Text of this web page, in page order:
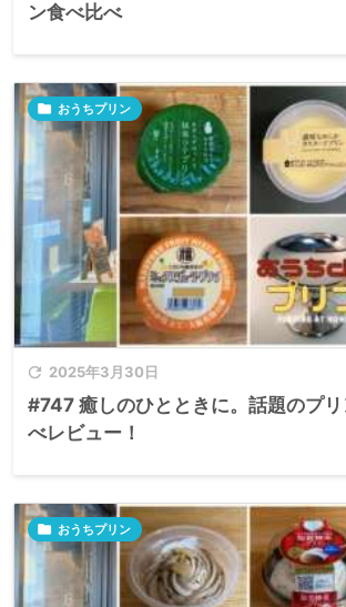
ン食べ比べ
 2025年3月30日
 おうちプリン
#747 癒しのひとときに。話題のプ
べレビュー！
 おうちプリン